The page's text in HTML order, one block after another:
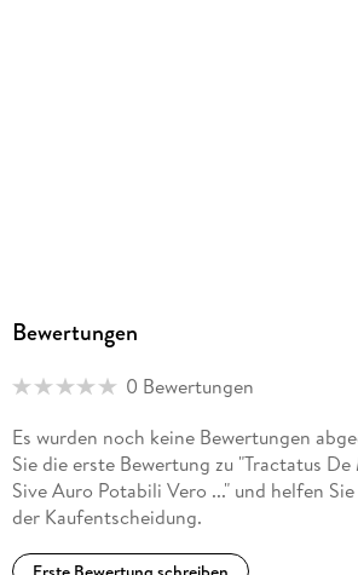
Bewertungen
0 Bewertungen
Es wurden noch keine Bewertungen
Sie die erste Bewertung zu "Tractatus
Sive Auro Potabili Vero ..." und helfen
der Kaufentscheidung.